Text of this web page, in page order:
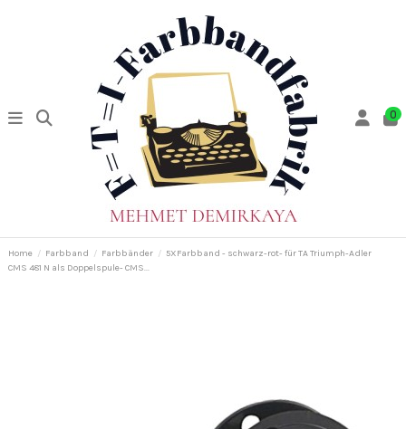
0
Home Farbband Farbbänder
5XFarbband - schwarz-rot- für TA Triumph-Adler
CMS 481 N als Doppelspule- CMS...